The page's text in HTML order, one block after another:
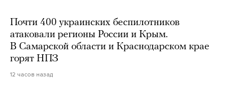
Почти 400 украинских беспилотников
атаковали регионы России и Крым.
В Самарской области и Краснодарском крае
горят НПЗ
12 часов назад